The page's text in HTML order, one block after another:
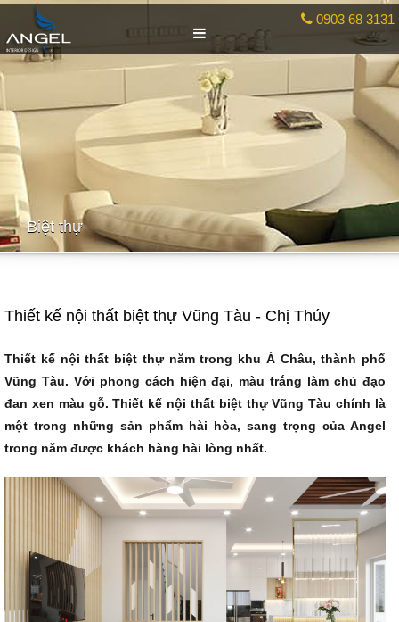
0903 68 3131
Biệt thự
Thiết kế nội thất biệt thự Vũng Tàu - Chị Thúy
Thiết kế nội thất biệt thự năm trong khu Á Châu, thành phố
Vũng Tàu. Với phong cách hiện đại, màu trắng làm chủ đạo
đan xen màu gỗ. Thiết kế nội thất biệt thự Vũng Tàu chính là
một trong những sản phẩm hài hòa, sang trọng của Angel
trong năm được khách hàng hài lòng nhất.